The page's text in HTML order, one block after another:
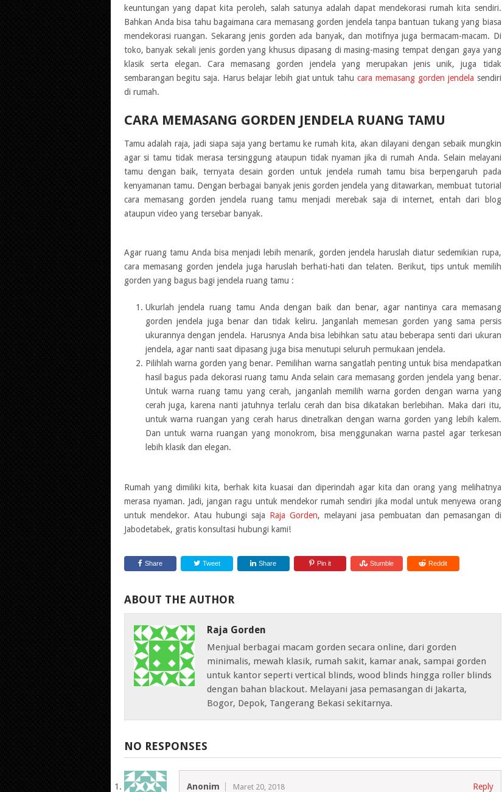
keuntungan yang dapat kita peroleh, salah satunya adalah dapat mendekorasi rumah kita sendiri.
Bahkan Anda bisa tahu bagaimana cara memasang gorden jendela tanpa bantuan tukang yang biasa
mendekorasi ruangan. Sekarang jenis gorden ada banyak, dan motifnya juga bermacam-macam. Di
toko, banyak sekali jenis gorden yang khusus dipasang di masing-masing tempat dengan gaya yang
klasik serta elegan. Cara memasang gorden jendela yang merupakan jenis unik, juga tidak
sembarangan begitu saja. Harus belajar lebih giat untuk tahucara memasang gorden jendela sendiri
di rumah.
CARA MEMASANG GORDEN JENDELA RUANG TAMU
Tamu adalah raja, jadi siapa saja yang bertamu ke rumah kita, akan dilayani dengan sebaik mungkin
agar si tamu tidak merasa tersinggung ataupun tidak nyaman jika di rumah Anda. Selain melayani
tamu dengan baik, ternyata desain gorden untuk jendela rumah tamu bisa berpengaruh pada
kenyamanan tamu. Dengan berbagai banyak jenis gorden jendela yang ditawarkan, membuat tutorial
cara memasang gorden jendela ruang tamu menjadi merebak saja di internet, entah dari blog
ataupun video yang tersebar banyak.
Agar ruang tamu Anda bisa menjadi lebih menarik, gorden jendela haruslah diatur sedemikian rupa,
cara memasang gorden jendela juga haruslah berhati-hati dan telaten. Berikut, tips untuk memilih
gorden yang bagus bagi jendela ruang tamu :
Ukurlah jendela ruang tamu Anda dengan baik dan benar, agar nantinya cara memasang
gorden jendela juga benar dan tidak keliru. Janganlah memesan gorden yang sama persis
ukurannya dengan jendela. Harusnya Anda bisa lebihkan satu atau beberapa senti dari ukuran
jendela, agar nanti saat dipasang juga bisa menutupi seluruh permukaan jendela.
Pilihlah warna gorden yang benar. Pemilihan warna sangatlah penting untuk bisa mendapatkan
hasil bagus pada dekorasi ruang tamu Anda selain cara memasang gorden jendela yang benar.
Untuk warna ruang tamu yang cerah, janganlah memilih warna gorden dengan warna yang
cerah juga, karena nanti jatuhnya terlalu cerah dan bisa dikatakan berlebihan. Maka dari itu,
untuk warna ruangan yang cerah harus dinetralkan dengan warna gorden yang lebih kalem.
Dan untuk warna ruangan yang monokrom, bisa menggunakan warna pastel agar terkesan
lebih klasik dan elegan.
Rumah yang dimiliki kita, berhak kita kuasai dan diperindah agar kita dan orang yang melihatnya
merasa nyaman. Jadi, jangan ragu untuk mendekor rumah sendiri jika modal untuk menyewa orang
untuk mendekor. Atau hubungi saja Raja Gorden, melayani jasa pembuatan dan pemasangan di
Jabodetabek, gratis konsultasi hubungi kami!
Share Tweet Share Pin it Stumble Reddit
ABOUT THE AUTHOR
Raja Gorden
Menjual berbagai macam gorden secara online, dari gorden
minimalis, mewah klasik, rumah sakit, kamar anak, sampai gorden
untuk kantor seperti vertical blinds, wood blinds hingga roller blinds
dengan bahan blackout. Melayani jasa pemasangan di Jakarta,
Bogor, Depok, Tangerang Bekasi sekitarnya.
NO RESPONSES
Anonim Maret 20, 2018 Reply